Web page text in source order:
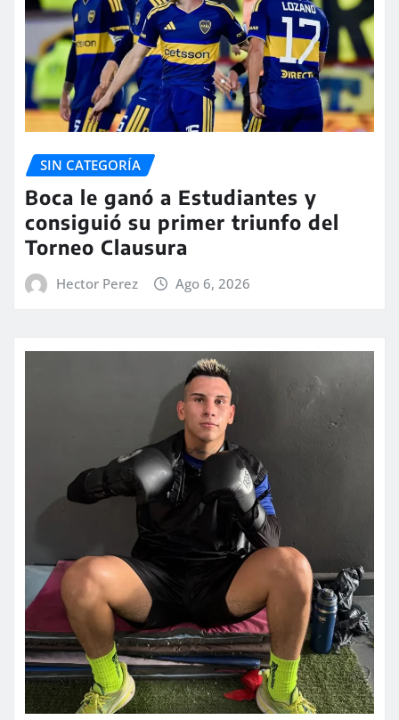
SIN CATEGORÍA
Boca le ganó a Estudiantes y
consiguió su primer triunfo del
Torneo Clausura
Hector Perez Ago 6, 2026